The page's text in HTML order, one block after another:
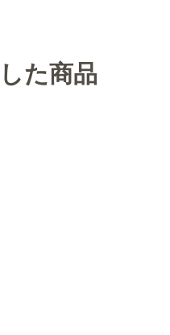
た商品